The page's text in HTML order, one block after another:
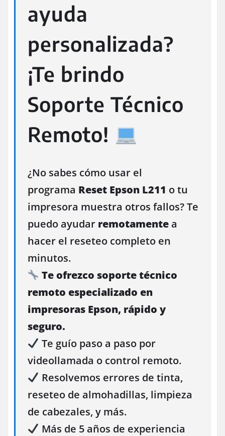
ayuda
personalizada?
¡Te brindo
Soporte Técnico
Remoto!
¿No sabes cómo usar el
programa Reset Epson L211 o tu
impresora muestra otros fallos? Te
puedo ayudar remotamente a
hacer el reseteo completo en
minutos.
Te ofrezco soporte técnico
remoto especializado en
impresoras Epson, rápido y
seguro.
Te guío paso a paso por
videollamada o control remoto.
Resolvemos errores de tinta,
reseteo de almohadillas, limpieza
de cabezales, y más.
Más de 5 años de experiencia